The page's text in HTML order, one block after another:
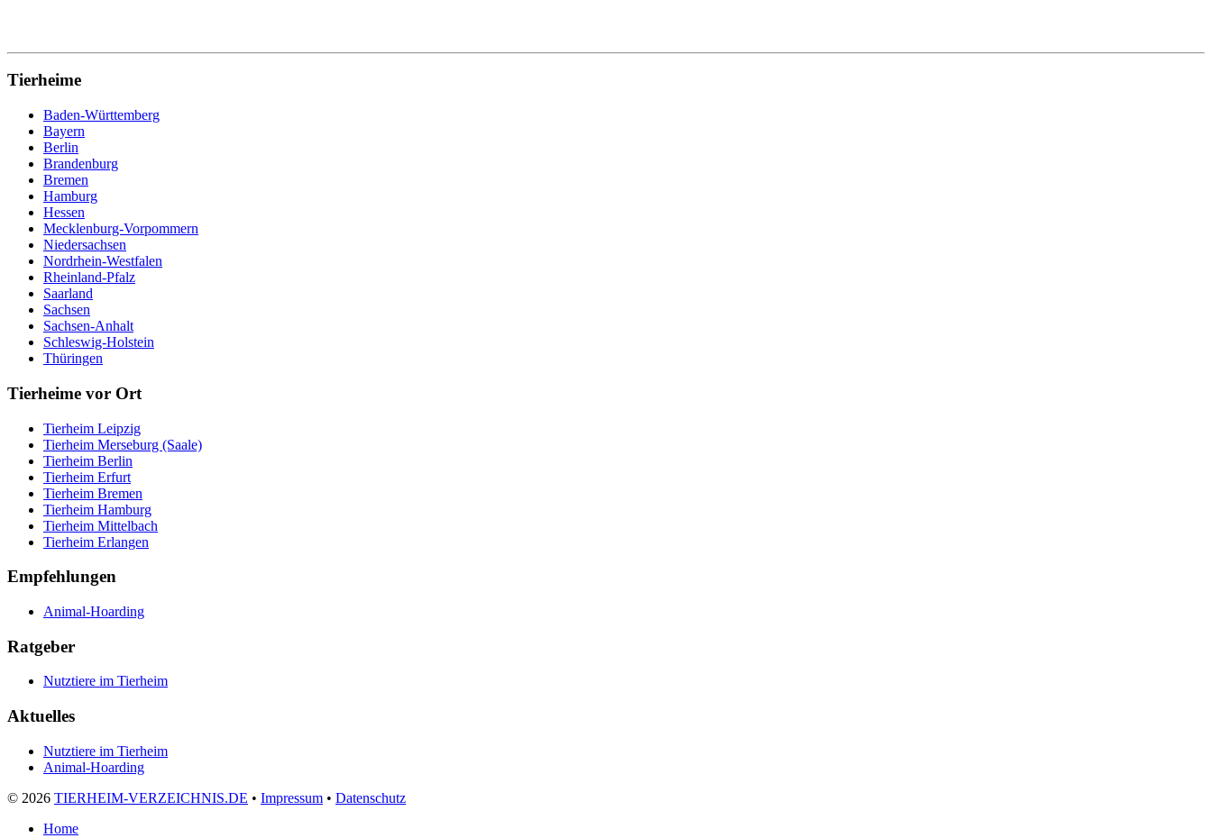
Tierheime
Baden-Württemberg
Bayern
Berlin
Brandenburg
Bremen
Hamburg
Hessen
Mecklenburg-Vorpommern
Niedersachsen
Nordrhein-Westfalen
Rheinland-Pfalz
Saarland
Sachsen
Sachsen-Anhalt
Schleswig-Holstein
Thüringen
Tierheime vor Ort
Tierheim Leipzig
Tierheim Merseburg (Saale)
Tierheim Berlin
Tierheim Erfurt
Tierheim Bremen
Tierheim Hamburg
Tierheim Mittelbach
Tierheim Erlangen
Empfehlungen
Animal-Hoarding
Ratgeber
Nutztiere im Tierheim
Aktuelles
Nutztiere im Tierheim
Animal-Hoarding
© 2026 TIERHEIM-VERZEICHNIS.DE • Impressum • Datenschutz
Home